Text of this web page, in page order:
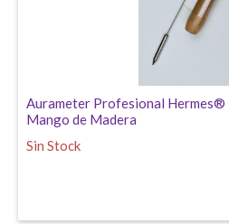
Aurameter Profesional Hermes®
Mango de Madera
Sin Stock